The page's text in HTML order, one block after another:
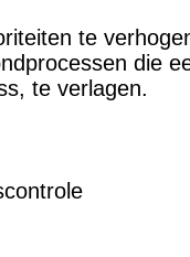
te
die
te verlagen.